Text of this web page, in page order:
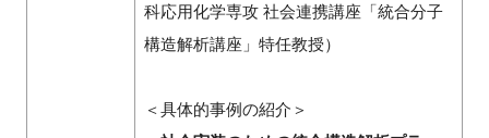
科応用化学専攻 社会連携講座「統合分子
構造解析講座」特任教授）
＜具体的事例の紹介＞